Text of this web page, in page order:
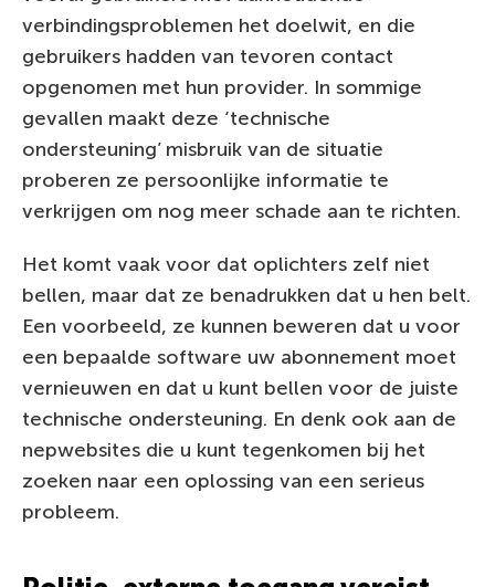
verbindingsproblemen het doelwit, en die
gebruikers hadden van tevoren contact
opgenomen met hun provider. In sommige
gevallen maakt deze ‘technische
ondersteuning’ misbruik van de situatie
proberen ze persoonlijke informatie te
verkrijgen om nog meer schade aan te richten.
Het komt vaak voor dat oplichters zelf niet
bellen, maar dat ze benadrukken dat u hen belt.
Een voorbeeld, ze kunnen beweren dat u voor
een bepaalde software uw abonnement moet
vernieuwen en dat u kunt bellen voor de juiste
technische ondersteuning. En denk ook aan de
nepwebsites die u kunt tegenkomen bij het
zoeken naar een oplossing van een serieus
probleem.